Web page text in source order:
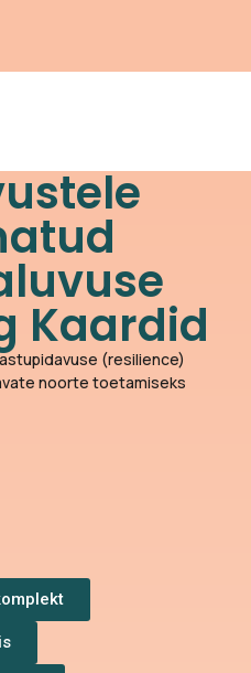
Kaardid
(resilience)
noorte toetamiseks